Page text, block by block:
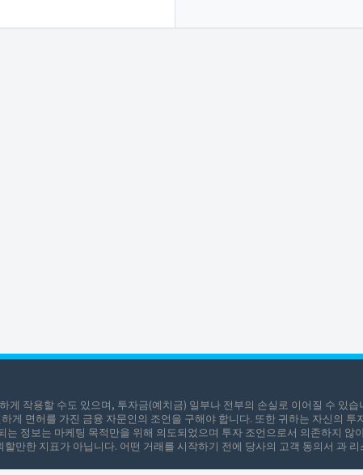
작용할 수도 있으며, 투자금(예치금) 일부나 전부의 손실로 이어질 수 있
면허를 가진 금융 자문인의 조언을 구해야 합니다. 또한 귀하는 자신의 투
정보는 마케팅 목적만을 위해 의도되었으며 투자 조언으로서 의존하지 않
만한 지표가 아닙니다. 어떤 거래를 시작하기 전에 당사의 고객 동의서 과